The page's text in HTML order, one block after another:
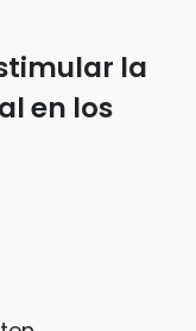
la
en los